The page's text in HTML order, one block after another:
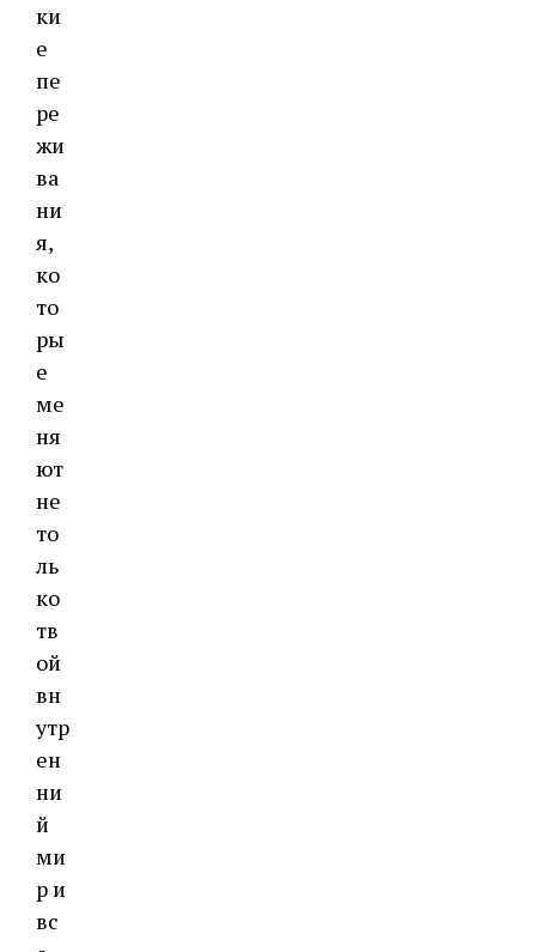
ки
е
пе
ре
жи
ва
ни
я,
ко
то
ры
е
ме
ня
ют
не
то
ль
ко
тв
ой
вн
утр
ен
ни
й
ми
р и
вс